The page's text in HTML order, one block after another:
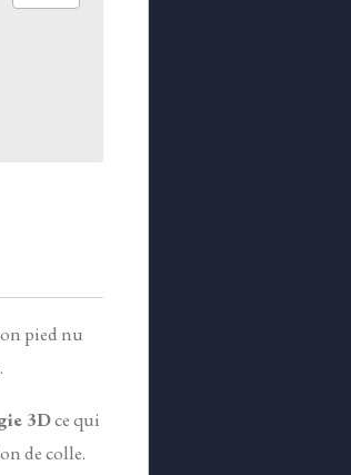
pied nu
3Dce qui
de colle.